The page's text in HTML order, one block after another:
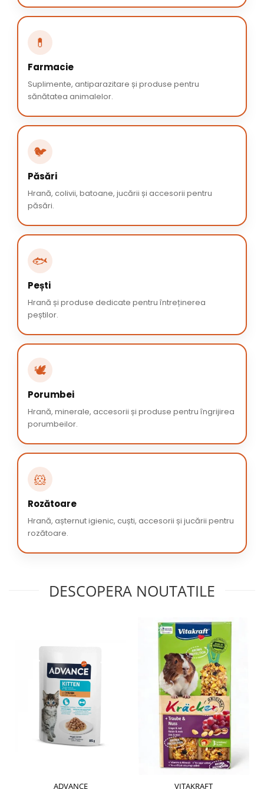
💊
Farmacie
Suplimente, antiparazitare și produse pentru
sănătatea animalelor.
🐦
Păsări
Hrană, colivii, batoane, jucării și accesorii pentru
păsări.
🐟
Pești
Hrană și produse dedicate pentru întreținerea
peștilor.
🕊️
Porumbei
Hrană, minerale, accesorii și produse pentru îngrijirea
porumbeilor.
🐹
Rozătoare
Hrană, așternut igienic, cuști, accesorii și jucării pentru
rozătoare.
DESCOPERA NOUTATILE
ADVANCE VITAKRAFT